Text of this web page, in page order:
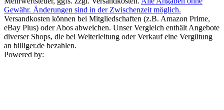
Gewähr. Änderungen sind in der Zwischenzeit möglich.
Versandkosten können bei Mitgliedschaften (z.B. Amazon Prime,
eBay Plus) oder Abos abweichen. Unser Vergleich enthält Angebote
diverser Shops, die bei Weiterleitung oder Verkauf eine Vergütung
an billiger.de bezahlen.
Powered by: